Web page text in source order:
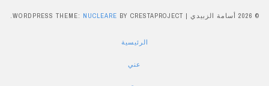
© 2026 أسامة الزبيدي |
WORDPRESS THEME: NUCLEARE BY CRESTAPROJECT.
الرئيسية
عني